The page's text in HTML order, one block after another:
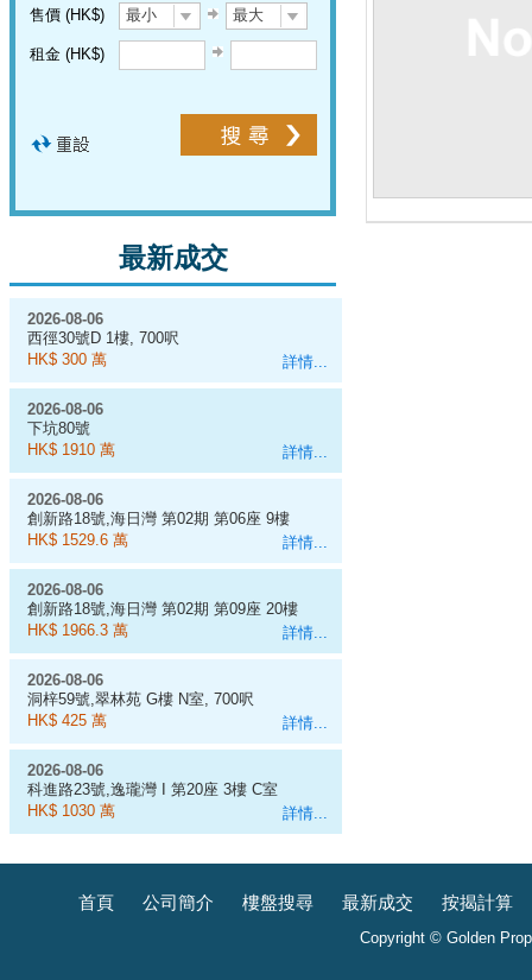
售價 (HK$) 最小 最大
租金 (HK$)
最新成交
詳情...
2026-08-06
西徑30號D 1樓, 700呎
HK$ 300 萬
詳情...
2026-08-06
下坑80號
HK$ 1910 萬
詳情...
2026-08-06
創新路18號,海日灣 第02期 第06座 9樓
D室
HK$ 1529.6 萬
詳情...
2026-08-06
創新路18號,海日灣 第02期 第09座 20樓
J室
HK$ 1966.3 萬
詳情...
2026-08-06
洞梓59號,翠林苑 G樓 N室, 700呎
HK$ 425 萬
詳情...
2026-08-06
科進路23號,逸瓏灣 I 第20座 3樓 C室
HK$ 1030 萬
首頁 公司簡介 樓盤搜尋 最新成交 按揭計算
Copyright © Golden